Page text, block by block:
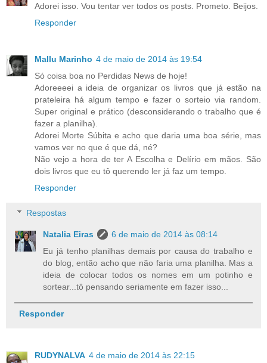
Adorei isso. Vou tentar ver todos os posts. Prometo. Beijos.
Responder
Mallu Marinho 4 de maio de 2014 às 19:54
Só coisa boa no Perdidas News de hoje!
Adoreeeei a ideia de organizar os livros que já estão na
prateleira há algum tempo e fazer o sorteio via random.
Super original e prático (desconsiderando o trabalho que é
fazer a planilha).
Adorei Morte Súbita e acho que daria uma boa série, mas
vamos ver no que é que dá, né?
Não vejo a hora de ter A Escolha e Delírio em mãos. São
dois livros que eu tô querendo ler já faz um tempo.
Responder
Respostas
Natalia Eiras
6 de maio de 2014 às 08:14
Eu já tenho planilhas demais por causa do trabalho e
do blog, então acho que não faria uma planilha. Mas a
ideia de colocar todos os nomes em um potinho e
sortear...tô pensando seriamente em fazer isso...
Responder
RUDYNALVA 4 de maio de 2014 às 22:15